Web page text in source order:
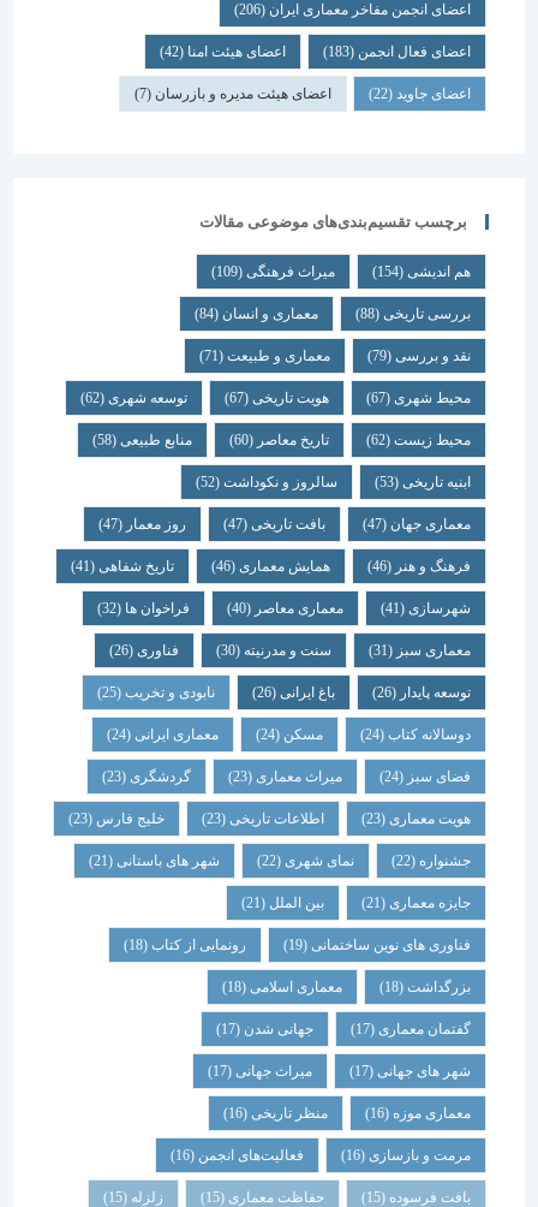
اعضای انجمن مفاخر معماری ایران (206)
اعضای فعال انجمن(183) اعضای هیئت امنا(42)
اعضای جاوید(22) اعضای هیئت مدیره و بازرسان(7)
برچسب تقسیم‌بندی‌های موضوعی مقالات
هم اندیشی (154) میراث فرهنگی (109)
بررسی تاریخی (88) معماری و انسان (84)
نقد و بررسی (79) معماری و طبیعت (71)
محیط شهری(67) هویت تاریخی(67) توسعه شهری(62)
محیط زیست(62) تاریخ معاصر(60) منابع طبیعی(58)
ابنیه تاریخی(53) سالروز و نکوداشت(52)
معماری جهان (47) بافت تاریخی(47) روز معمار(47)
فرهنگ و هنر(46) همایش معماری (46) تاریخ شفاهی (41)
شهرسازی(41) معماری معاصر(40) فراخوان ها (32)
معماری سبز(31) سنت و مدرنیته(30) فناوری (26)
توسعه پایدار(26) باغ ایرانی(26) نابودی و تخریب(25)
دوسالانه کتاب(24) مسکن (24) معماری ایرانی(24)
فضای سبز(24) میراث معماری (23) گردشگری (23)
هویت معماری (23) اطلاعات تاریخی(23) خلیج فارس(23)
جشنواره(22) نمای شهری(22) شهر های باستانی (21)
جایزه معماری (21) بین الملل(21)
فناوری های نوین ساختمانی(19) رونمایی از کتاب (18)
بزرگداشت (18) معماری اسلامی(18)
گفتمان معماری (17) جهانی شدن(17)
شهر های جهانی(17) میراث جهانی(17)
معماری موزه(16) منظر تاریخی (16)
مرمت و بازسازی(16) فعالیت‌های انجمن(16)
بافت فرسوده (15) حفاظت معماری (15) زلزله